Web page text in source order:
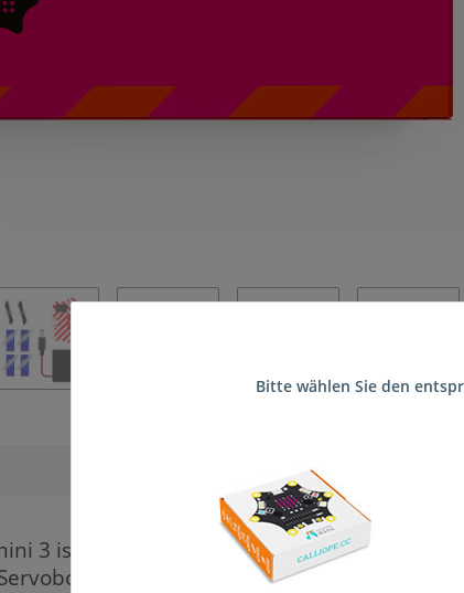
3 ist mit einer Pinleiste ausgestattet.
ermöglicht das Ansteuern von bis
Bitte wählen Sie den